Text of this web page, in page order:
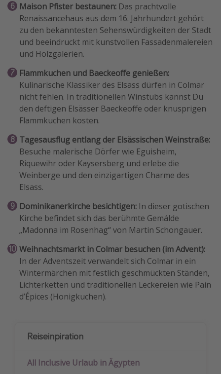
Maison Pfister bestaunen: Das prachtvolle
Renaissancehaus aus dem 16. Jahrhundert gehört
zu den bekanntesten Sehenswürdigkeiten der Stadt
und beeindruckt mit kunstvollen Fassadenmalereien
und Holzgalerien.
Flammkuchen und Baeckeoffe genießen:
Kulinarische Klassiker des Elsass dürfen in Colmar
nicht fehlen. In traditionellen Winstubs kannst Du
den deftigen Elsässer Baeckeoffe oder knusprigen
Flammkuchen kosten.
Tagesausflug entlang der Elsässischen Weinstraße:
Besuche malerische Dörfer wie Eguisheim,
Riquewihr oder Kaysersberg und erlebe die
Weinberge und den einzigartigen Charme des
Elsass.
Dominikanerkirche besichtigen: In dieser gotischen
Kirche befindet sich das berühmte Gemälde
„Madonna im Rosenhag“ von Martin Schongauer.
Weihnachtsmarkt in Colmar besuchen (im Advent):
In der Adventszeit verwandelt sich Colmar in ein
Wintermärchen mit festlich geschmückten Ständen,
Lichterketten und traditionellen Leckereien wie Pain
d’Épices (Honigkuchen).
Reiseinpiration
All Inclusive Urlaub in Ägypten